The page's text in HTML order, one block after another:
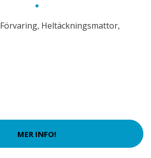
Förvaring, Heltäckningsmattor,
MER INFO!